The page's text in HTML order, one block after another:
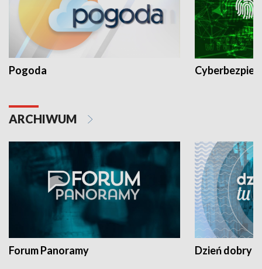
Pogoda
ARCHIWUM
Forum Panoramy Dzień dobry